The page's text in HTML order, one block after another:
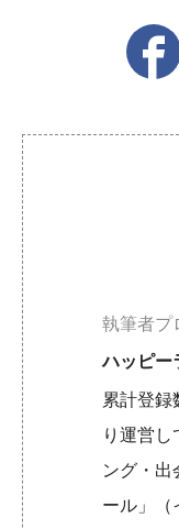
執筆者プ
ハッピー
累計登録
り運営し
ング・出
ール」（